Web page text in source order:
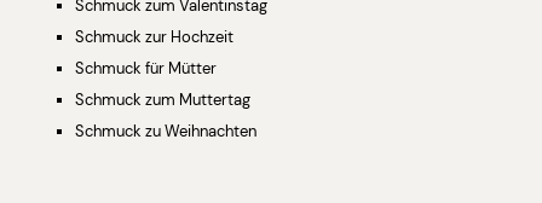
Schmuck zum Valentinstag
Schmuck zur Hochzeit
Schmuck für Mütter
Schmuck zum Muttertag
Schmuck zu Weihnachten